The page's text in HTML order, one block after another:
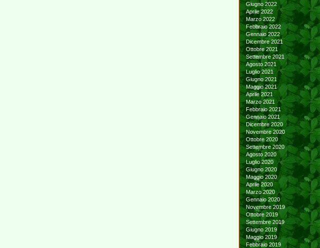
Giugno 2022
Aprile 2022
Marzo 2022
Febbraio 2022
Gennaio 2022
Dicembre 2021
Ottobre 2021
Settembre 2021
Agosto 2021
Luglio 2021
Giugno 2021
Maggio 2021
Aprile 2021
Marzo 2021
Febbraio 2021
Gennaio 2021
Dicembre 2020
Novembre 2020
Ottobre 2020
Settembre 2020
Agosto 2020
Luglio 2020
Giugno 2020
Maggio 2020
Aprile 2020
Marzo 2020
Gennaio 2020
Novembre 2019
Ottobre 2019
Settembre 2019
Giugno 2019
Maggio 2019
Febbraio 2019